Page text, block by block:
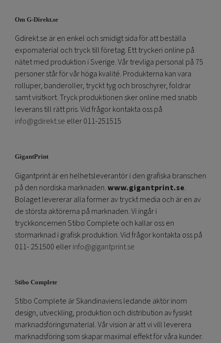
Om G-Direkt.se
Gdirekt.se är en enkel och smidigt sida för att beställa
expomaterial och tryck till företag. Ett tryckeri online på
nätet med produktion i Sverige. Vår trevliga personal på 75
personer står för vår höga kvalité. Produkterna kan vara
rolluper, banderoller, tryckt tyg och broschyrer, foldrar
samt visitkort. Tryck produktionen sker online med snabb
leverans till rätt pris. Vid frågor kontakta oss på
info@gdirekt.se eller 011-251515
GigantPrint
Gigantprint är en helhetsleverantör i den grafiska branschen
på den nordiska marknaden.www.gigantprint.se.
Bolaget levererar alla former av tryckt media och är en av
de största aktörerna på marknaden. Vi ingår i
tryckkoncernen Stibo Complete och kallar oss en
stormarknad i grafisk produktion. Vid frågor kontakta oss på
011- 251500 ellerinfo@gigantprint.se
Stibo Complete
Stibo Complete är Skandinaviens ledande aktör inom
design, utveckling, produktion och distribution av fysiskt
marknadsföringsmaterial. Vår vision är att vi vill leverera
marknadsföring som skapar maximal effekt för våra kunder.